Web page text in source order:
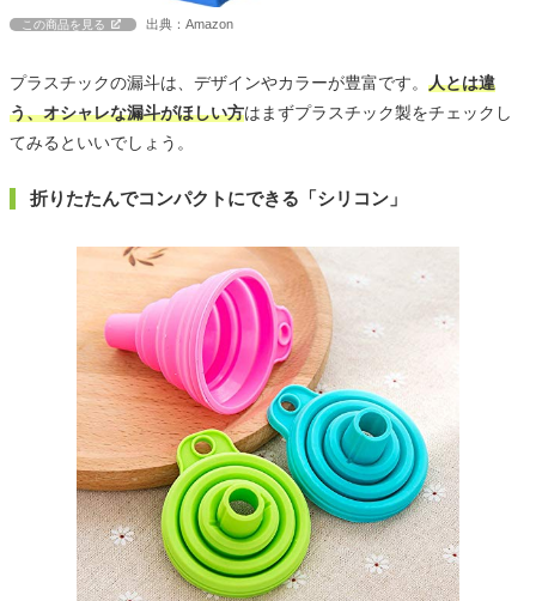
この商品を見る 出典：Amazon
プラスチックの漏斗は、デザインやカラーが豊富です。 人とは違
う、オシャレな漏斗がほしい方はまずプラスチック製をチェックし
てみるといいでしょう。
折りたたんでコンパクトにできる「シリコン」